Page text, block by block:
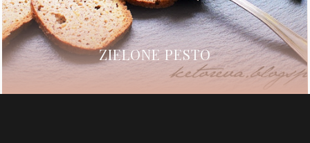
ZIELONE PESTO